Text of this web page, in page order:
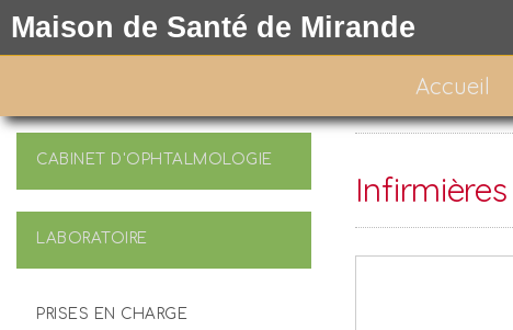
Maison de Santé de Mirande
Accueil
CABINET D'OPHTALMOLOGIE
LABORATOIRE
PRISES EN CHARGE